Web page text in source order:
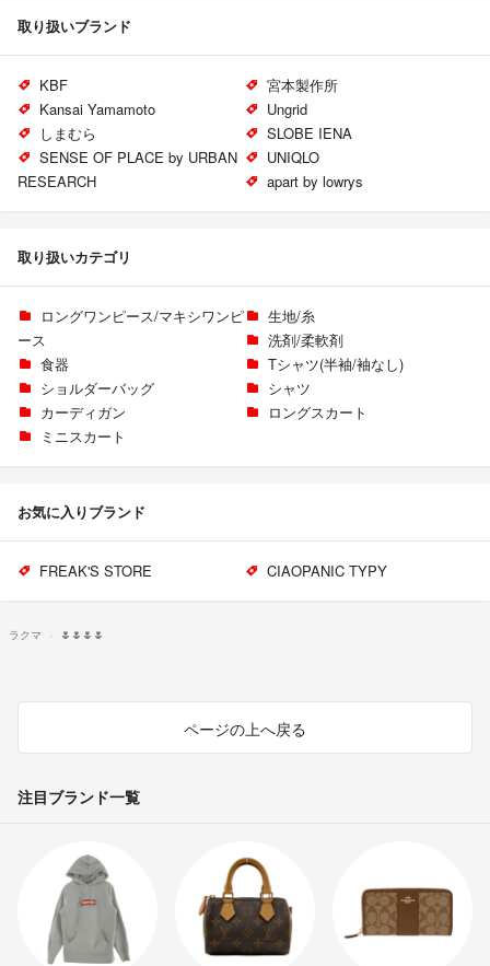
取り扱いブランド
KBF
宮本製作所
Kansai Yamamoto
Ungrid
しまむら
SLOBE IENA
SENSE OF PLACE by URBAN
RESEARCH
UNIQLO
apart by lowrys
取り扱いカテゴリ
ロングワンピース/マキシワンピ
ース
生地/糸
洗剤/柔軟剤
食器
Tシャツ(半袖/袖なし)
ショルダーバッグ
シャツ
カーディガン
ロングスカート
ミニスカート
お気に入りブランド
FREAK'S STORE CIAOPANIC TYPY
ラクマ 🌷🌷🌷🌷
ページの上へ戻る
注目ブランド一覧